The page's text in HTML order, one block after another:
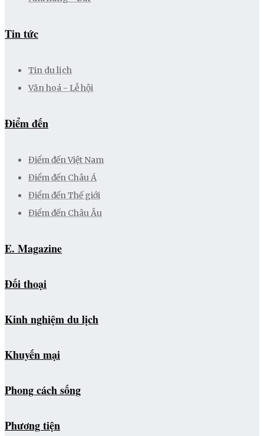
Tin tức
Tin du lịch
Văn hoá - Lễ hội
Điểm đến
Điểm đến Việt Nam
Điểm đến Châu Á
Điểm đến Thế giới
Điểm đến Châu Âu
E. Magazine
Đối thoại
Kinh nghiệm du lịch
Khuyến mại
Phong cách sống
Phương tiện